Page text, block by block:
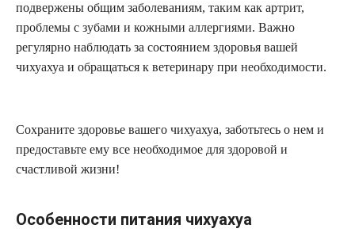
подвержены общим заболеваниям, таким как артрит,
проблемы с зубами и кожными аллергиями. Важно
регулярно наблюдать за состоянием здоровья вашей
чихуахуа и обращаться к ветеринару при необходимости.
Сохраните здоровье вашего чихуахуа, заботьтесь о нем и
предоставьте ему все необходимое для здоровой и
счастливой жизни!
Особенности питания чихуахуа